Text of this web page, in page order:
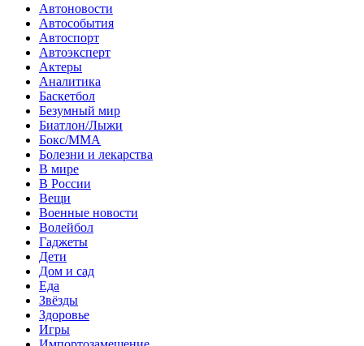
Автоновости
Автособытия
Автоспорт
Автоэксперт
Актеры
Аналитика
Баскетбол
Безумный мир
Биатлон/Лыжи
Бокс/MMA
Болезни и лекарства
В мире
В России
Вещи
Военные новости
Волейбол
Гаджеты
Дети
Дом и сад
Еда
Звёзды
Здоровье
Игры